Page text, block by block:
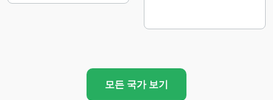
모든 국가 보기